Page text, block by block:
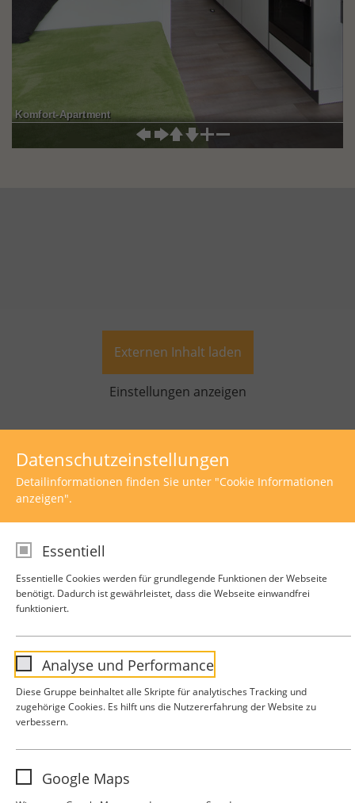
Komfort-Apartment
Externen Inhalt laden
Einstellungen anzeigen
Campus Biberach
Karl-Müller-Straße 17
88400 Biberach
Kontakt Impressum Datenschutz
Datenschutzeinstellungen
Detailinformationen finden Sie unter "Cookie Informationen
anzeigen".
Essentiell
Essentielle Cookies werden für grundlegende Funktionen der Webseite
benötigt. Dadurch ist gewährleistet, dass die Webseite einwandfrei
funktioniert.
Analyse und Performance
Diese Gruppe beinhaltet alle Skripte für analytisches Tracking und
zugehörige Cookies. Es hilft uns die Nutzererfahrung der Website zu
verbessern.
Anbieter Google Analytics
Google Maps